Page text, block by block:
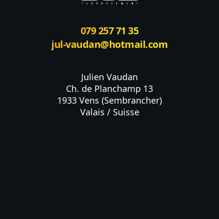
079 257 71 35
jul-vaudan@hotmail.com
Julien Vaudan
Ch. de Planchamp 13
1933 Vens (Sembrancher)
Valais / Suisse